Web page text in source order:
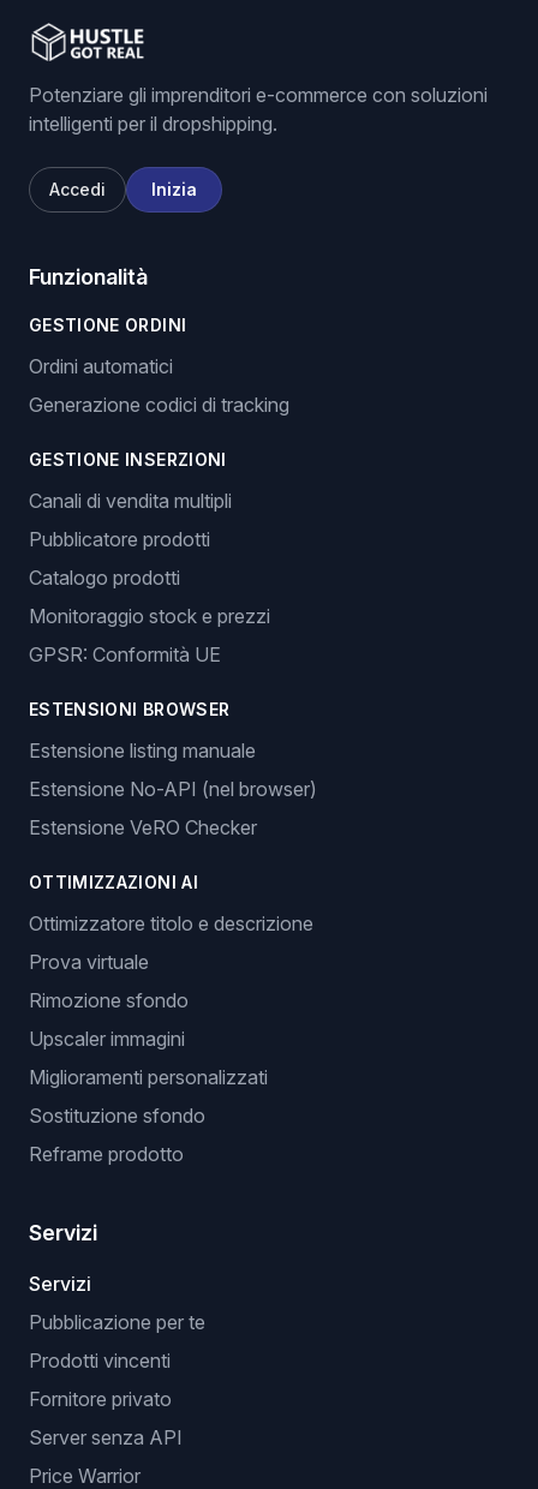
Potenziare gli imprenditori e-commerce con soluzioni
intelligenti per il dropshipping.
Accedi Inizia
Funzionalità
GESTIONE ORDINI
Ordini automatici
Generazione codici di tracking
GESTIONE INSERZIONI
Canali di vendita multipli
Pubblicatore prodotti
Catalogo prodotti
Monitoraggio stock e prezzi
GPSR: Conformità UE
ESTENSIONI BROWSER
Estensione listing manuale
Estensione No-API (nel browser)
Estensione VeRO Checker
OTTIMIZZAZIONI AI
Ottimizzatore titolo e descrizione
Prova virtuale
Rimozione sfondo
Upscaler immagini
Miglioramenti personalizzati
Sostituzione sfondo
Reframe prodotto
Servizi
Servizi
Pubblicazione per te
Prodotti vincenti
Fornitore privato
Server senza API
Price Warrior